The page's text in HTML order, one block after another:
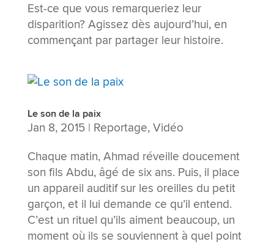
Est-ce que vous remarqueriez leur
disparition? Agissez dès aujourd’hui, en
commençant par partager leur histoire.
Le son de la paix
Jan 8, 2015| Reportage, Vidéo
Chaque matin, Ahmad réveille doucement
son fils Abdu, âgé de six ans. Puis, il place
un appareil auditif sur les oreilles du petit
garçon, et il lui demande ce qu’il entend.
C’est un rituel qu’ils aiment beaucoup, un
moment où ils se souviennent à quel point